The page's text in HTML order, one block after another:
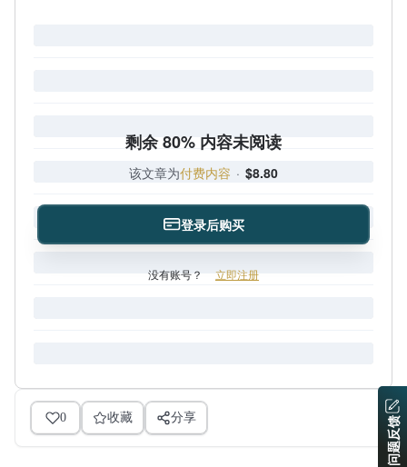
剩余 80% 内容未阅读
该文章为付费内容 · $8.80
登录后购买
没有账号？ 立即注册
0 收藏 分享 问题反馈